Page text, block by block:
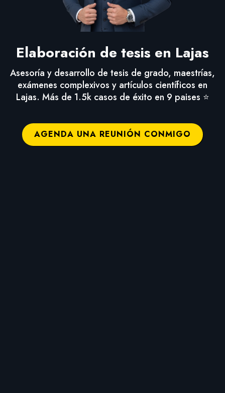
Elaboración de tesis en Lajas
Asesoría y desarrollo de tesis de grado, maestrías,
exámenes complexivos y artículos científicos en
Lajas. Más de 1.5k casos de éxito en 9 paises ⭐
AGENDA UNA REUNIÓN CONMIGO